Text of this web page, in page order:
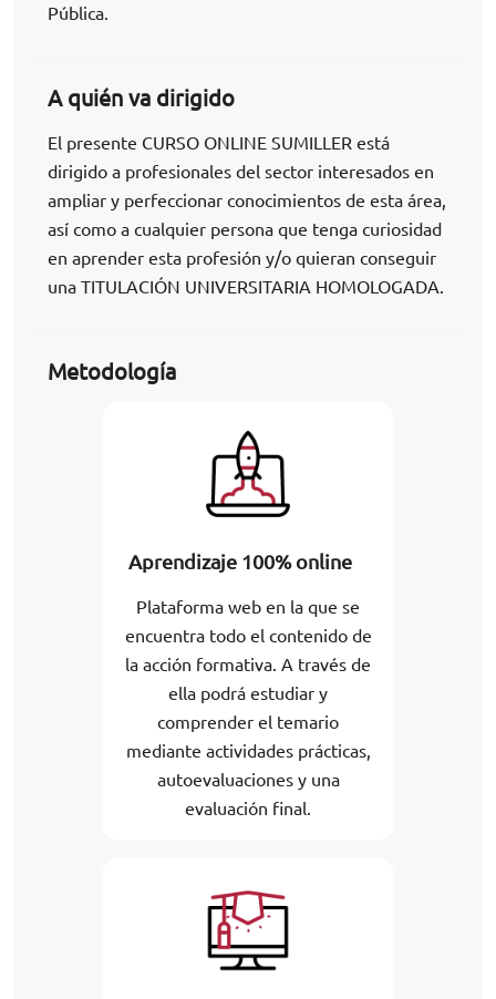
Pública.
A quién va dirigido
El presente CURSO ONLINE SUMILLER está
dirigido a profesionales del sector interesados en
ampliar y perfeccionar conocimientos de esta área,
así como a cualquier persona que tenga curiosidad
en aprender esta profesión y/o quieran conseguir
una TITULACIÓN UNIVERSITARIA HOMOLOGADA.
Metodología
Aprendizaje 100% online
Plataforma web en la que se
encuentra todo el contenido de
la acción formativa. A través de
ella podrá estudiar y
comprender el temario
mediante actividades prácticas,
autoevaluaciones y una
evaluación final.